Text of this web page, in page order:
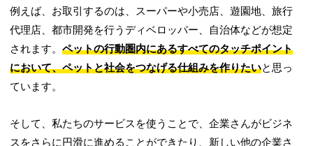
例えば、お取引するのは、スーパーや小売店、遊園地、旅行
代理店、都市開発を行うディベロッパー、自治体などが想定
されます。ペットの行動圏内にあるすべてのタッチポイント
において、ペットと社会をつなげる仕組みを作りたいと思っ
ています。
そして、私たちのサービスを使うことで、企業さんがビジネ
スをさらに円滑に進めることができたり、新しい他の企業さ